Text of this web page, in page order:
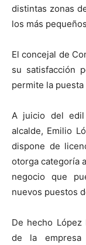
distintas zonas
los más
El concejal de
su satisfacción
permite la
A juicio del
alcalde, Emilio
dispone de
otorga categoría
negocio que
nuevos puestos
De hecho
de la empresa